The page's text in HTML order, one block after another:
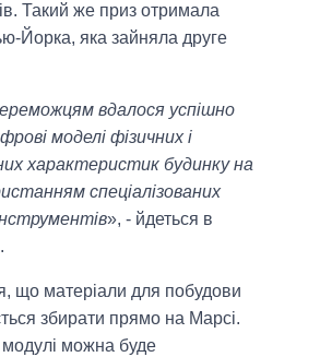
Такий же приз отримала
Йорка, яка зайняла друге
вдалося успішно
моделі фізичних і
характеристик будинку на
спеціалізованих
», - йдеться в
що матеріали для побудови
збирати прямо на Марсі.
можна буде